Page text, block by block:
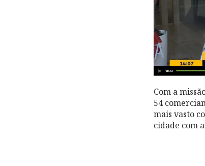
Com a
54
mais vasto
cidade com